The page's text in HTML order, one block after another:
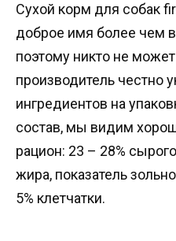
Сухой корм для собак
доброе имя более чем
поэтому никто не
производитель честно
ингредиентов на
состав, мы видим
рацион: 23 – 28%
жира, показатель
5% клетчатки.